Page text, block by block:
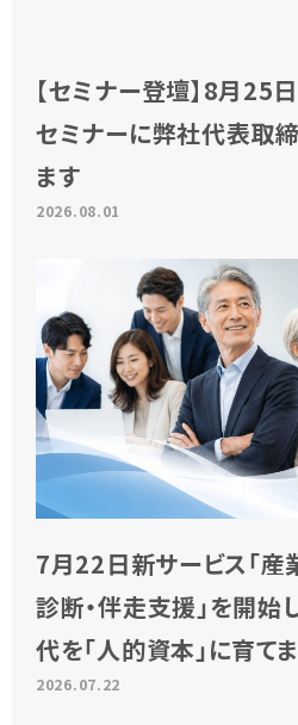
【セミナー登壇】8月25
セミナーに弊社代表取
ます
2026.08.01
7月22日新サービス「産
診断・伴走支援」を開始
代を「人的資本」に育てま
2026.07.22